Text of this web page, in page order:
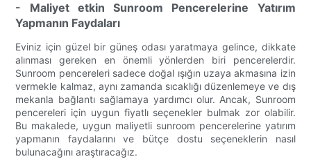
- Maliyet etkin Sunroom Pencerelerine Yatırım
Yapmanın Faydaları
Eviniz için güzel bir güneş odası yaratmaya gelince, dikkate
alınması gereken en önemli yönlerden biri pencerelerdir.
Sunroom pencereleri sadece doğal ışığın uzaya akmasına izin
vermekle kalmaz, aynı zamanda sıcaklığı düzenlemeye ve dış
mekanla bağlantı sağlamaya yardımcı olur. Ancak, Sunroom
pencereleri için uygun fiyatlı seçenekler bulmak zor olabilir.
Bu makalede, uygun maliyetli sunroom pencerelerine yatırım
yapmanın faydalarını ve bütçe dostu seçeneklerin nasıl
bulunacağını araştıracağız.